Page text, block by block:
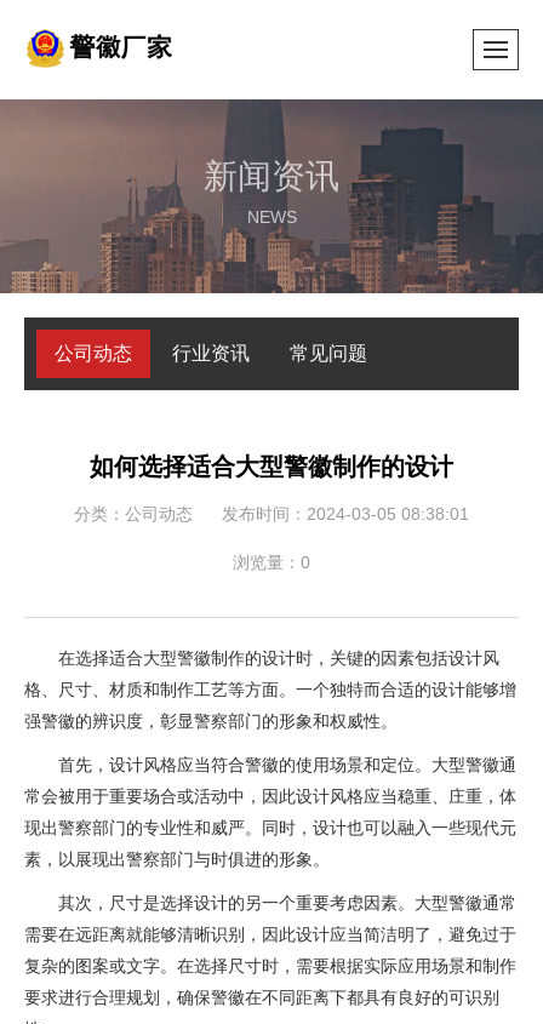
新闻资讯
NEWS
公司动态 行业资讯 常见问题
如何选择适合大型警徽制作的设计
分类：公司动态 发布时间：2024-03-05 08:38:01
浏览量：0
在选择适合大型警徽制作的设计时，关键的因素包括设计风
格、尺寸、材质和制作工艺等方面。一个独特而合适的设计能够增
强警徽的辨识度，彰显警察部门的形象和权威性。
首先，设计风格应当符合警徽的使用场景和定位。大型警徽通
常会被用于重要场合或活动中，因此设计风格应当稳重、庄重，体
现出警察部门的专业性和威严。同时，设计也可以融入一些现代元
素，以展现出警察部门与时俱进的形象。
其次，尺寸是选择设计的另一个重要考虑因素。大型警徽通常
需要在远距离就能够清晰识别，因此设计应当简洁明了，避免过于
复杂的图案或文字。在选择尺寸时，需要根据实际应用场景和制作
要求进行合理规划，确保警徽在不同距离下都具有良好的可识别